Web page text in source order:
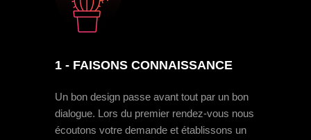
1 - FAISONS CONNAISSANCE
Un bon design passe avant tout par un bon
dialogue. Lors du premier rendez-vous nous
écoutons votre demande et établissons un